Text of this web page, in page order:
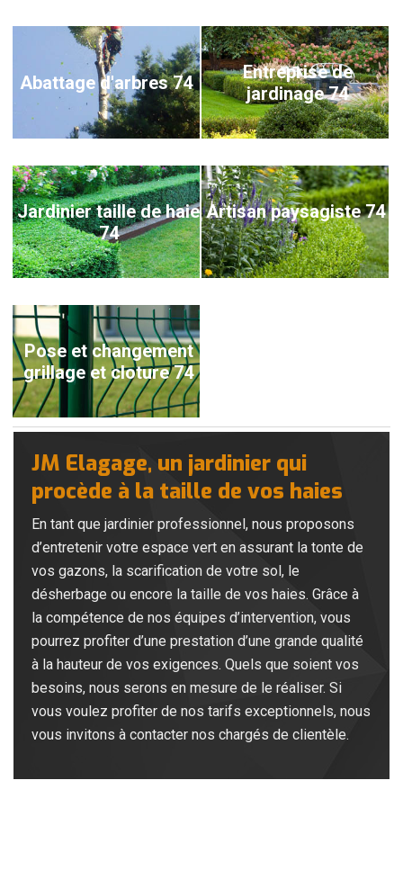
Abattage d'arbres 74
Entreprise de
jardinage 74
Jardinier taille de haie
74
Artisan paysagiste 74
Pose et changement
grillage et cloture 74
JM Elagage, un jardinier qui
procède à la taille de vos haies
En tant que jardinier professionnel, nous proposons
d’entretenir votre espace vert en assurant la tonte de
vos gazons, la scarification de votre sol, le
désherbage ou encore la taille de vos haies. Grâce à
la compétence de nos équipes d’intervention, vous
pourrez profiter d’une prestation d’une grande qualité
à la hauteur de vos exigences. Quels que soient vos
besoins, nous serons en mesure de le réaliser. Si
vous voulez profiter de nos tarifs exceptionnels, nous
vous invitons à contacter nos chargés de clientèle.